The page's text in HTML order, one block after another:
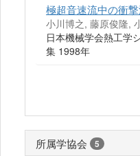
極超音速流中の衝
小川博之, 藤原俊隆,
日本機械学会熱工学
集 1998年
所属学協会 5